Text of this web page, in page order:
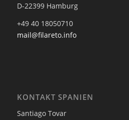
D-22399 Hamburg
+49 40 18050710
mail@filareto.info
KONTAKT SPANIEN
Santiago Tovar